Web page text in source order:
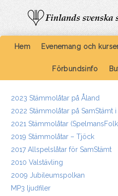
Hem Evenemang och
Förbundsinfo
2023 Stämmolåtar på Åland
2022 Stämmolåtar på SamStämt i
2021 Stämmolåtar
2019 Stämmolåtar – Tjöck
2017 Allspelslåtar för SamStämt
2010 Valstävling
2009 Jubileumspolkan
MP3 ljudfiler